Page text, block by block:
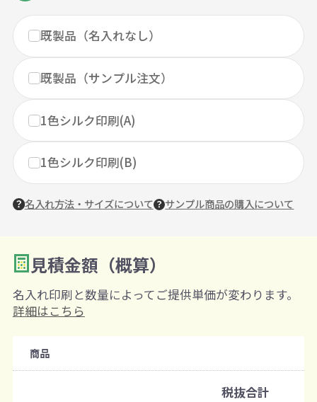
既製品（名入れなし）
既製品（サンプル注文）
1色シルク印刷(A)
1色シルク印刷(B)
名入れ方法・サイズについて サンプル商品の購入について
2 数量を入力
購入条件
既製品：200枚から
名入れあり：200枚から
見積金額（概算）
名入れ印刷と数量によってご提供単価が変わります。
詳細はこちら
商品
税抜合計